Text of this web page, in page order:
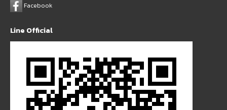
Facebook
Line Official